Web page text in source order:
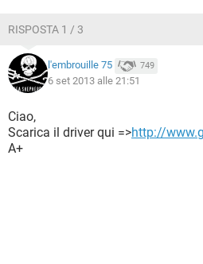
RISPOSTA 1 / 3
l'embrouille 75 749
6 set 2013 alle 21:51
Ciao,
Scarica il driver qui =>http://
A+